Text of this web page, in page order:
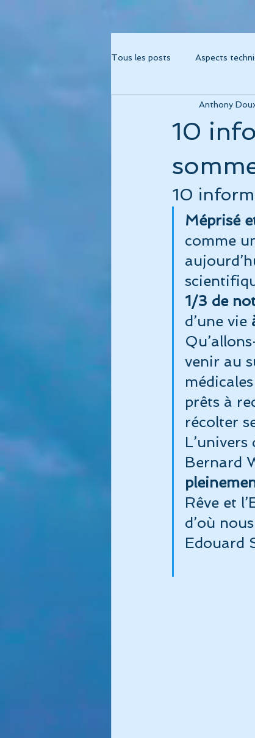
Tous les posts Aspects
Album "Métamorphose"
Album Cohérence Kid Music
thérapies musicales
Album
Votre
10
Anthony
10
Méprisé
comme
1/3 de
d’une vie
venir au
prêts à
récolter
Bernard
Rêve et
d’où
Edouard